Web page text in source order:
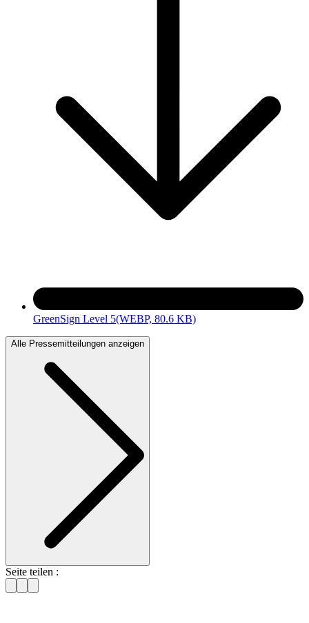
GreenSign Level 5(WEBP, 80.6 KB)
Alle Pressemitteilungen anzeigen
Seite teilen :